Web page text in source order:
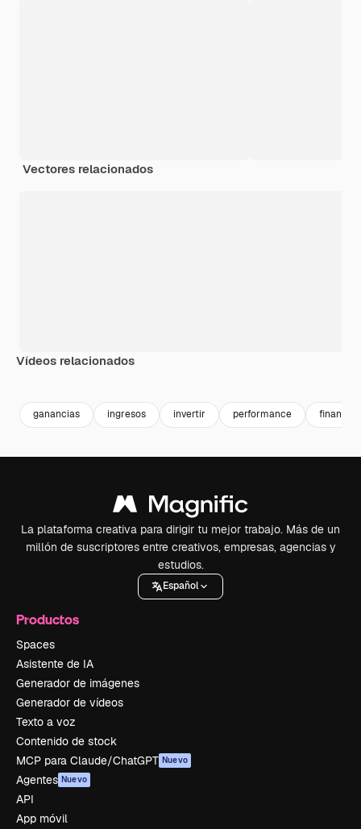
Vectores relacionados
Vídeos relacionados
ganancias ingresos invertir performance
La plataforma creativa para dirigir tu mejor trabajo. Más de un
millón de suscriptores entre creativos, empresas, agencias y
estudios.
Español
Productos
Spaces
Asistente de IA
Generador de imágenes
Generador de vídeos
Texto a voz
Contenido de stock
MCP para Claude/ChatGPT Nuevo
Agentes Nuevo
API
App móvil